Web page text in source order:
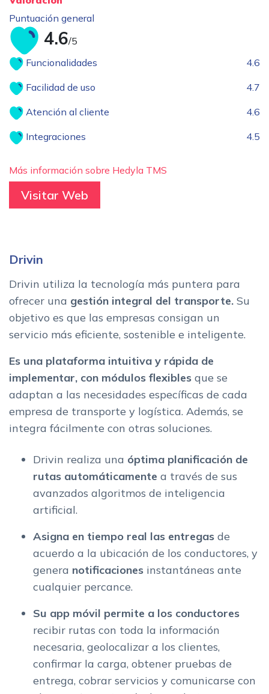
Puntuación general
4.6/5
Funcionalidades
4.6
Facilidad de uso 4.7
Atención al cliente 4.6
Integraciones 4.5
Más información sobre Hedyla TMS
Visitar Web
Drivin
Drivin utiliza la tecnología más puntera para
ofrecer una gestión integral del transporte. Su
objetivo es que las empresas consigan un
servicio más eficiente, sostenible e inteligente.
Es una plataforma intuitiva y rápida de
implementar, con módulos flexibles que se
adaptan a las necesidades específicas de cada
empresa de transporte y logística. Además, se
integra fácilmente con otras soluciones.
Drivin realiza una óptima planificación de
rutas automáticamente a través de sus
avanzados algoritmos de inteligencia
artificial.
Asigna en tiempo real las entregas de
acuerdo a la ubicación de los conductores, y
genera notificaciones instantáneas ante
cualquier percance.
Su app móvil permite a los conductores
recibir rutas con toda la información
necesaria, geolocalizar a los clientes,
confirmar la carga, obtener pruebas de
entrega, cobrar servicios y comunicarse con